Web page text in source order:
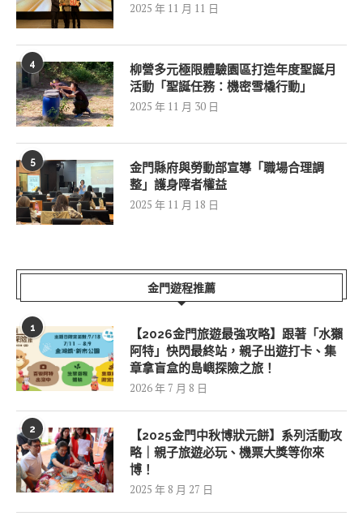
2025 年 11 月 11 日
4
柳營多元極限體驗園區打造年度聖誕月
活動「聖誕任務：機密雪橇行動」
2025 年 11 月 30 日
5
金門縣府與勞動部宣導「職場合理調
整」護身障者權益
2025 年 11 月 18 日
金門遊程推薦
1
【2026金門旅遊最強攻略】跟著「水獺
阿特」快閃最終站，親子出遊打卡、集
章拿盲盒的島嶼探險之旅！
2026 年 7 月 8 日
2
【2025金門中秋博狀元餅】系列活動攻
略｜親子旅遊必玩、機票大獎等你來
博！
2025 年 8 月 27 日